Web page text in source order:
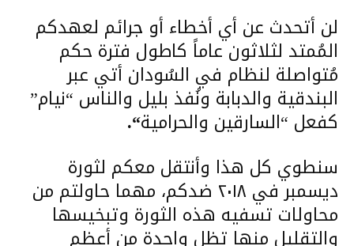
لن أتحدث عن أي أخطاء أو جرائم لعهدكم
المُمتد لثلاثون عاماً كاطول فترة حكم
مُتواصلة لنظام في السُودان أتي عبر
البندقية والدبابة ونُفذ بليل والناس “نيام”
كفعل “السارقين والحرامية“.
سنطوي كل هذا وأنتقل معكم لثورة
ديسمبر في ٢٠١٨ ضدكم، مهما حاولتم من
محاولات تسفيه هذه الثورة وتبخيسها
والتقليل منها تظل واحدة من أعظم